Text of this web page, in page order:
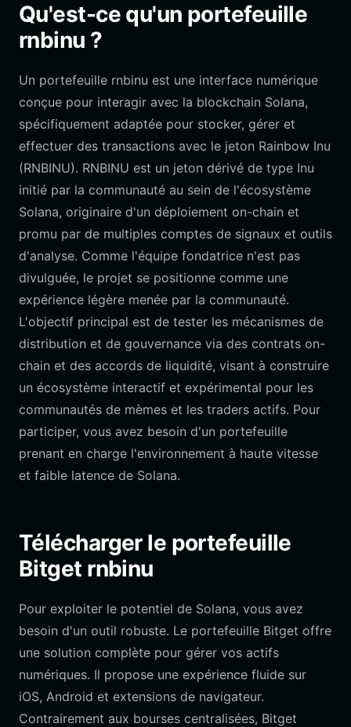
Qu'est-ce qu'un portefeuille
rnbinu ?
Un portefeuille rnbinu est une interface numérique
conçue pour interagir avec la blockchain Solana,
spécifiquement adaptée pour stocker, gérer et
effectuer des transactions avec le jeton Rainbow Inu
(RNBINU). RNBINU est un jeton dérivé de type Inu
initié par la communauté au sein de l'écosystème
Solana, originaire d'un déploiement on-chain et
promu par de multiples comptes de signaux et outils
d'analyse. Comme l'équipe fondatrice n'est pas
divulguée, le projet se positionne comme une
expérience légère menée par la communauté.
L'objectif principal est de tester les mécanismes de
distribution et de gouvernance via des contrats on-
chain et des accords de liquidité, visant à construire
un écosystème interactif et expérimental pour les
communautés de mèmes et les traders actifs. Pour
participer, vous avez besoin d'un portefeuille
prenant en charge l'environnement à haute vitesse
et faible latence de Solana.
Télécharger le portefeuille
Bitget rnbinu
Pour exploiter le potentiel de Solana, vous avez
besoin d'un outil robuste. Le portefeuille Bitget offre
une solution complète pour gérer vos actifs
numériques. Il propose une expérience fluide sur
iOS, Android et extensions de navigateur.
Contrairement aux bourses centralisées, Bitget